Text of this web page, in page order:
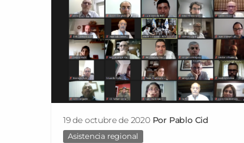
19 de octubre de 2020 Por Pablo Cid
Asistencia regional